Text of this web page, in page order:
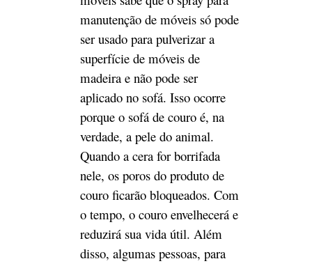
mais brilhante, aplicam alguns
produtos de cera diretamente
no móvel, ou fazem uso
inadequado, mas a superfície
do móvel fica com pontos
embaçados.